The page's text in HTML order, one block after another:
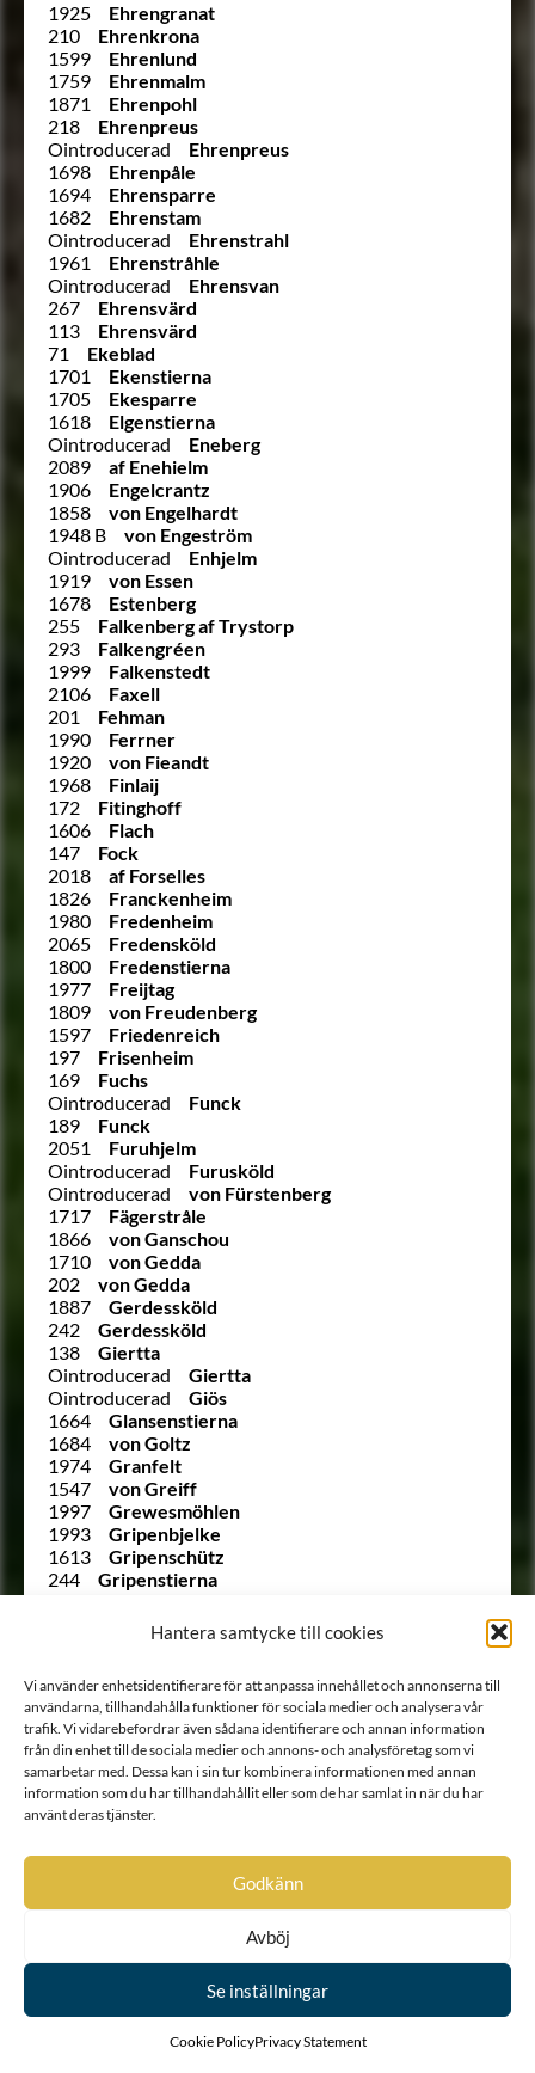
Hantera samtycke till cookies
Vi använder enhetsidentifierare för att anpassa innehållet och annonserna till
användarna, tillhandahålla funktioner för sociala medier och analysera vår
trafik. Vi vidarebefordrar även sådana identifierare och annan information
från din enhet till de sociala medier och annons- och analysföretag som vi
samarbetar med. Dessa kan i sin tur kombinera informationen med annan
information som du har tillhandahållit eller som de har samlat in när du har
använt deras tjänster.
Godkänn
Avböj
Se inställningar
Cookie PolicyPrivacy Statement
1925
Ehrengranat
210
Ehrenkrona
1599
Ehrenlund
1759
Ehrenmalm
1871
Ehrenpohl
218
Ehrenpreus
Ointroducerad
Ehrenpreus
1698
Ehrenpåle
1694
Ehrensparre
1682
Ehrenstam
Ointroducerad
Ehrenstrahl
1961
Ehrenstråhle
Ointroducerad
Ehrensvan
267
Ehrensvärd
113
Ehrensvärd
71
Ekeblad
1701
Ekenstierna
1705
Ekesparre
1618
Elgenstierna
Ointroducerad
Eneberg
2089
af Enehielm
1906
Engelcrantz
1858
von Engelhardt
1948 B
von Engeström
Ointroducerad
Enhjelm
1919
von Essen
1678
Estenberg
255
Falkenberg af Trystorp
293
Falkengréen
1999
Falkenstedt
2106
Faxell
201
Fehman
1990
Ferrner
1920
von Fieandt
1968
Finlaij
172
Fitinghoff
1606
Flach
147
Fock
2018
af Forselles
1826
Franckenheim
1980
Fredenheim
2065
Fredensköld
1800
Fredenstierna
1977
Freijtag
1809
von Freudenberg
1597
Friedenreich
197
Frisenheim
169
Fuchs
Ointroducerad
Funck
189
Funck
2051
Furuhjelm
Ointroducerad
Furusköld
Ointroducerad
von Fürstenberg
1717
Fägerstråle
1866
von Ganschou
1710
von Gedda
202
von Gedda
1887
Gerdessköld
242
Gerdessköld
138
Giertta
Ointroducerad
Giertta
Ointroducerad
Giös
1664
Glansenstierna
1684
von Goltz
1974
Granfelt
1547
von Greiff
1997
Grewesmöhlen
1993
Gripenbjelke
1613
Gripenschütz
244
Gripenstierna
af Grubbens
Grundel
1763
Grüner
238
Grönhagen
1602
Gyllenbååt
1734
Gyllenecker
226
Gyllengranat
Ointroducerad
Gyllengrip
Gyllenkrok
1969
Gyllensvaan
2016
Hallencreutz
von Haren
Harenc